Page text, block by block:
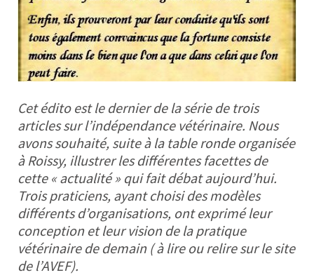
Cet édito est le dernier de la série de trois
articles sur l’indépendance vétérinaire. Nous
avons souhaité, suite à la table ronde organisée
à Roissy, illustrer les différentes facettes de
cette « actualité » qui fait débat aujourd’hui.
Trois praticiens, ayant choisi des modèles
différents d’organisations, ont exprimé leur
conception et leur vision de la pratique
vétérinaire de demain ( à lire ou relire sur le site
de l’AVEF).